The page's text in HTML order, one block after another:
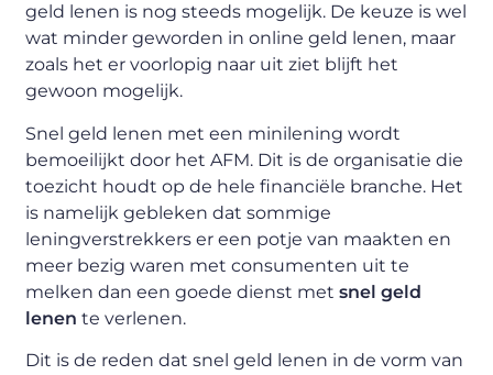
geld lenen is nog steeds mogelijk. De keuze is wel
wat minder geworden in online geld lenen, maar
zoals het er voorlopig naar uit ziet blijft het
gewoon mogelijk.
Snel geld lenen met een minilening wordt
bemoeilijkt door het AFM. Dit is de organisatie die
toezicht houdt op de hele financiële branche. Het
is namelijk gebleken dat sommige
leningverstrekkers er een potje van maakten en
meer bezig waren met consumenten uit te
melken dan een goede dienst metsnel geld
lenen te verlenen.
Dit is de reden dat snel geld lenen in de vorm van